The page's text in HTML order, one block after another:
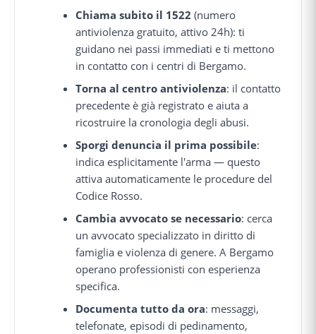
Chiama subito il 1522 (numero
antiviolenza gratuito, attivo 24h): ti
guidano nei passi immediati e ti mettono
in contatto con i centri di Bergamo.
Torna al centro antiviolenza: il contatto
precedente è già registrato e aiuta a
ricostruire la cronologia degli abusi.
Sporgi denuncia il prima possibile:
indica esplicitamente l'arma — questo
attiva automaticamente le procedure del
Codice Rosso.
Cambia avvocato se necessario: cerca
un avvocato specializzato in diritto di
famiglia e violenza di genere. A Bergamo
operano professionisti con esperienza
specifica.
Documenta tutto da ora: messaggi,
telefonate, episodi di pedinamento,